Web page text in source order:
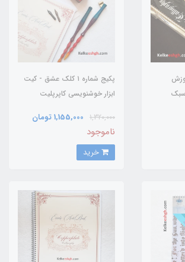
پکیج شماره ۱ کلک عشق - کیت
ابزار خوشنویسی کاپرپلیت
1,320,000 1,155,000 تومان
ناموجود